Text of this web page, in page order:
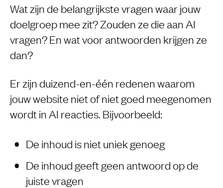
Wat zijn de belangrijkste vragen waar jouw
doelgroep mee zit? Zouden ze die aan AI
vragen? En wat voor antwoorden krijgen ze
dan?
Er zijn duizend-en-één redenen waarom
jouw website niet of niet goed meegenomen
wordt in AI reacties. Bijvoorbeeld:
De inhoud is niet uniek genoeg
De inhoud geeft geen antwoord op de
juiste vragen